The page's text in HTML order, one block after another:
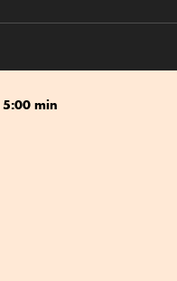
5:00 min